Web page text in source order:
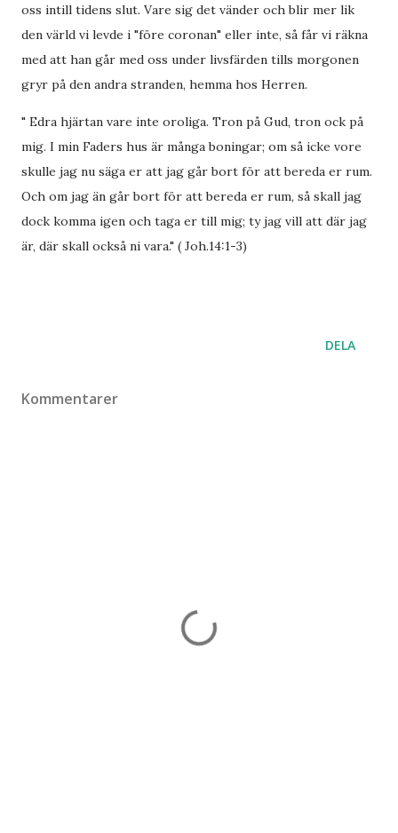
oss intill tidens slut. Vare sig det vänder och blir mer lik
den värld vi levde i "före coronan" eller inte, så får vi räkna
med att han går med oss under livsfärden tills morgonen
gryr på den andra stranden, hemma hos Herren.
" Edra hjärtan vare inte oroliga. Tron på Gud, tron ock på
mig. I min Faders hus är många boningar; om så icke vore
skulle jag nu säga er att jag går bort för att bereda er rum.
Och om jag än går bort för att bereda er rum, så skall jag
dock komma igen och taga er till mig; ty jag vill att där jag
är, där skall också ni vara." ( Joh.14:1-3)
DELA
Kommentarer